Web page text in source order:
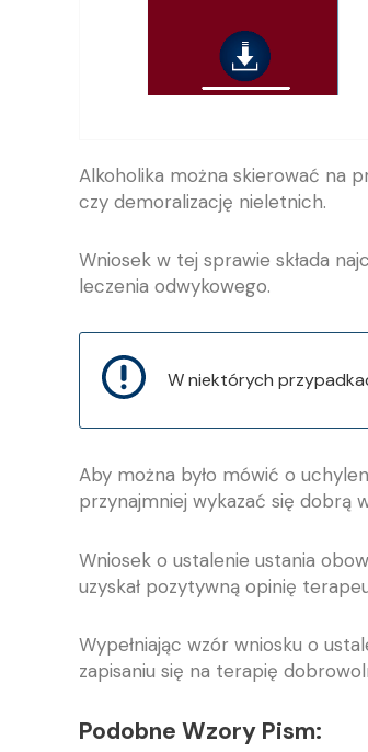
Alkoholika można skierować na
czy demoralizację nieletnich.
Wniosek w tej sprawie składa
leczenia odwykowego.
W niektórych
Aby można było mówić o
przynajmniej wykazać się dobrą
Wniosek o ustalenie ustania
uzyskał pozytywną opinię
Wypełniając wzór wniosku o
zapisaniu się na terapię
Podobne Wzory Pism: